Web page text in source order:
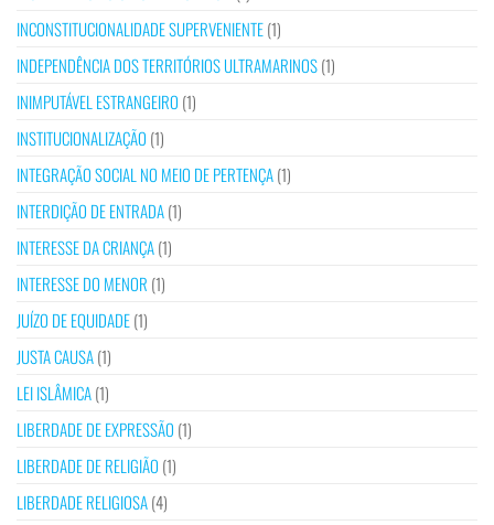
INCONSTITUCIONALIDADE SUPERVENIENTE(1)
INDEPENDÊNCIA DOS TERRITÓRIOS ULTRAMARINOS(1)
INIMPUTÁVEL ESTRANGEIRO (1)
INSTITUCIONALIZAÇÃO (1)
INTEGRAÇÃO SOCIAL NO MEIO DE PERTENÇA(1)
INTERDIÇÃO DE ENTRADA(1)
INTERESSE DA CRIANÇA(1)
INTERESSE DO MENOR (1)
JUÍZO DE EQUIDADE(1)
JUSTA CAUSA(1)
LEI ISLÂMICA(1)
LIBERDADE DE EXPRESSÃO (1)
LIBERDADE DE RELIGIÃO (1)
LIBERDADE RELIGIOSA(4)